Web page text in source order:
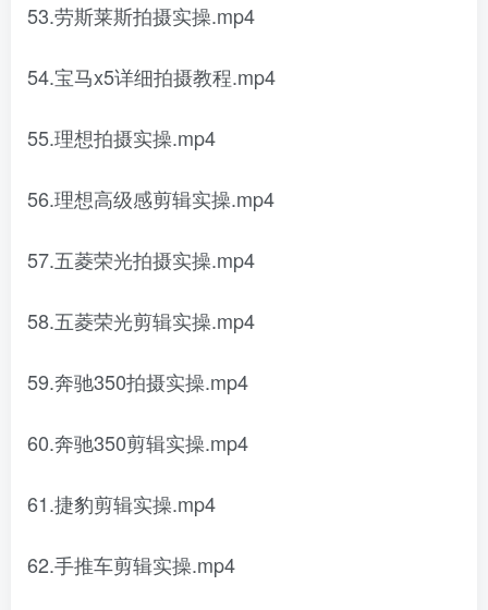
53.劳斯莱斯拍摄实操.mp4
54.宝马x5详细拍摄教程.mp4
55.理想拍摄实操.mp4
56.理想高级感剪辑实操.mp4
57.五菱荣光拍摄实操.mp4
58.五菱荣光剪辑实操.mp4
59.奔驰350拍摄实操.mp4
60.奔驰350剪辑实操.mp4
61.捷豹剪辑实操.mp4
62.手推车剪辑实操.mp4